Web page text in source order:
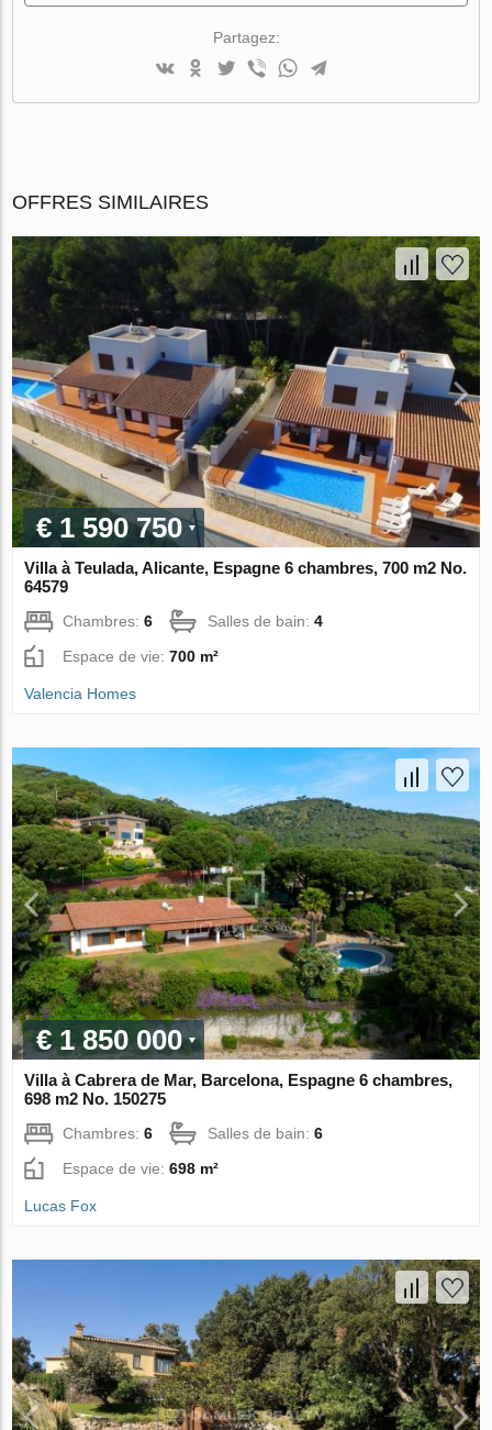
Partagez:
OFFRES SIMILAIRES
€ 1 590 750
Villa à Teulada, Alicante, Espagne 6 chambres, 700 m2 No.
64579
Chambres:6 Salles de bain:4
Espace de vie:700 m²
Valencia Homes
€ 1 850 000
Villa à Cabrera de Mar, Barcelona, Espagne 6 chambres,
698 m2 No. 150275
Chambres:6 Salles de bain:6
Espace de vie:698 m²
Lucas Fox